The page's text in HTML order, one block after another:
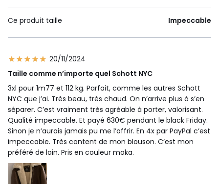
Ce produit taille Impeccable
20/11/2024
Taille comme n’importe quel Schott NYC
3xl pour 1m77 et 112 kg. Parfait, comme les autres Schott
NYC que j’ai. Très beau, très chaud. On n’arrive plus à s’en
séparer. C’est vraiment très agréable à porter, valorisant.
Qualité impeccable. Et payé 630€ pendant le black Friday.
Sinon je n’aurais jamais pu me l’offrir. En 4x par PayPal c’est
impeccable. Très content de mon blouson. C’est mon
préféré de loin. Pris en couleur moka.